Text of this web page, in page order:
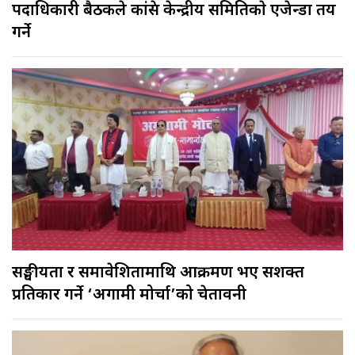
पदाधिकारी बैठकले कांग्रेस केन्द्रीय समितिकाे एजेन्डा तय
गर्ने
सङ्घीयता र समावेशितामाथि आक्रमण भए सशक्त
प्रतिकार गर्ने ‘अग्रगामी मोर्चा’को चेतावनी